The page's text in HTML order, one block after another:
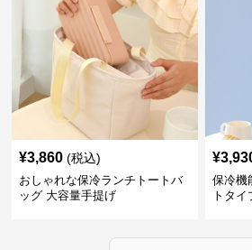
¥3,860 (税込)
おしゃれな保冷ランチトートバ
ッグ 大容量手提げ
¥
保冷機
トタ